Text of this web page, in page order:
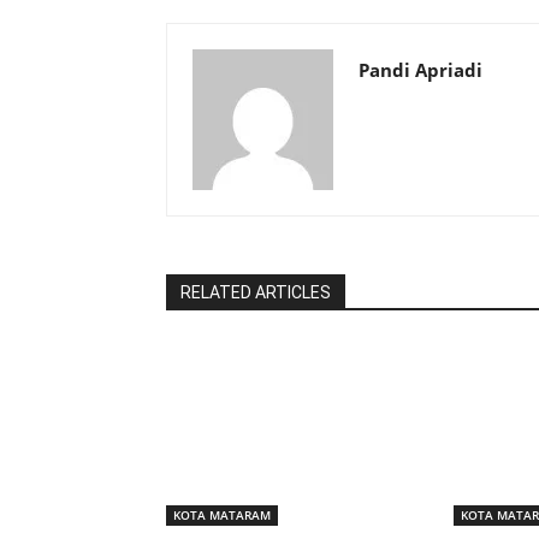
Pandi Apriadi
RELATED ARTICLES
KOTA MATARAM KOTA